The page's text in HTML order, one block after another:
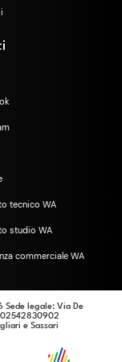
tecnico WA
studio WA
commerciale WA
Sede legale: Via De
02542830902
e Sassari